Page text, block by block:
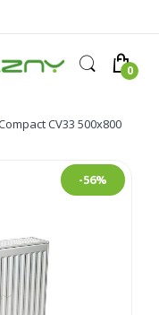
CV33 500x800
-56%